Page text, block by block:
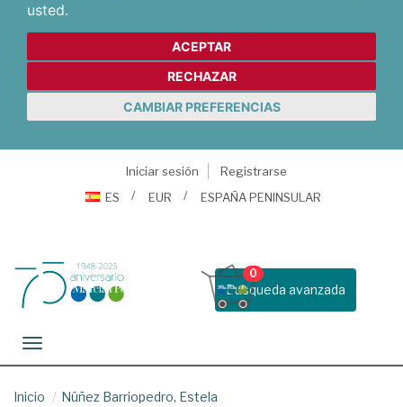
usted.
ACEPTAR
RECHAZAR
CAMBIAR PREFERENCIAS
Iniciar sesión
Registrarse
ES
EUR ESPAÑA PENINSULAR
Busqueda avanzada
0
Toggle navigation
Inicio Núñez Barriopedro, Estela